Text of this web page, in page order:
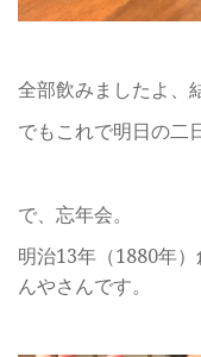
全部飲みましたよ、
でもこれで明日の二
で、忘年会。
明治13年（1880年
んやさんです。